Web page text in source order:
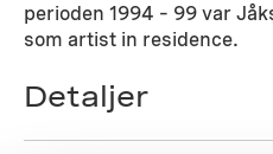
perioden 1994 – 99 var
som artist in residence.
Detaljer